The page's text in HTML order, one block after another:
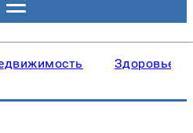
Здоровье